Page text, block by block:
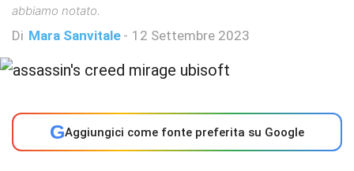
abbiamo notato.
Di Mara Sanvitale - 12 Settembre 2023
GAggiungici come fonte preferita su Google